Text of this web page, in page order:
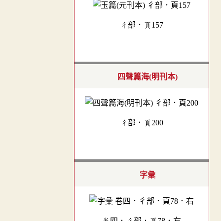
彳部．頁157
四聲篇海(明刊本)
彳部．頁200
字彙